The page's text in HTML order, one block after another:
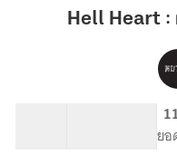
:
Hell Heart :
ยอ